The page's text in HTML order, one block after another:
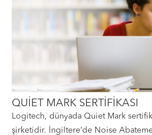
QUİET MARK SERTİFİKASI
Logitech, dünyada Quiet Mark
şirketidir. İngiltere’de Noise